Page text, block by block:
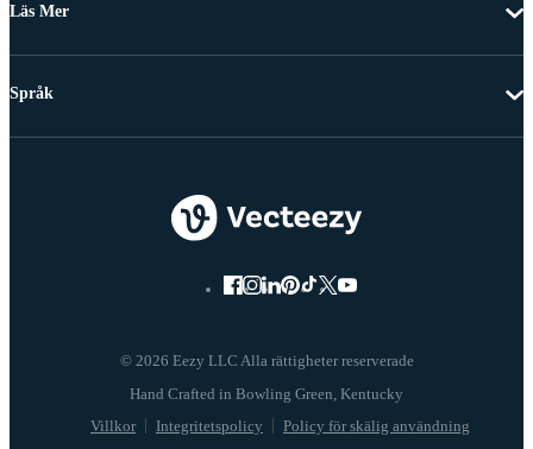
Läs Mer
© 2026 Eezy LLC Alla rättigheter reserverade
Villkor Integritetspolicy Policy för skälig användning
Språk